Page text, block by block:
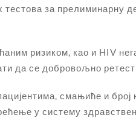
за прелиминарну
ризиком, као и HIV
да се добровољно
смањиће и број
у систему